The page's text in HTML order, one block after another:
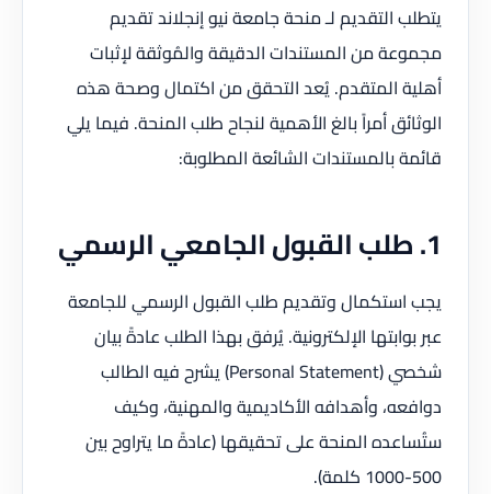
يتطلب التقديم لـ منحة جامعة نيو إنجلاند تقديم
مجموعة من المستندات الدقيقة والمُوثقة لإثبات
أهلية المتقدم. يُعد التحقق من اكتمال وصحة هذه
الوثائق أمراً بالغ الأهمية لنجاح طلب المنحة. فيما يلي
قائمة بالمستندات الشائعة المطلوبة:
1. طلب القبول الجامعي الرسمي
يجب استكمال وتقديم طلب القبول الرسمي للجامعة
عبر بوابتها الإلكترونية. يُرفق بهذا الطلب عادةً بيان
شخصي (Personal Statement) يشرح فيه الطالب
دوافعه، وأهدافه الأكاديمية والمهنية، وكيف
ستُساعده المنحة على تحقيقها (عادةً ما يتراوح بين
500-1000 كلمة).